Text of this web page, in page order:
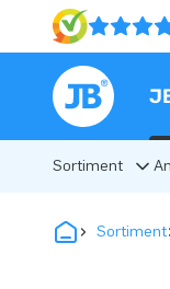
Sortiment
Sortiment